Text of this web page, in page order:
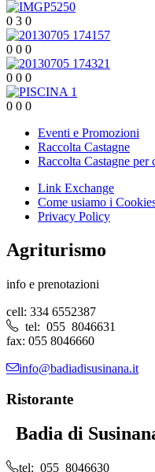
0 3 0
0 0 0
0 0 0
0 0 0
Eventi e Promozioni
Raccolta Castagne
Raccolta Castagne per
Link Exchange
Come usiamo i
Privacy Policy
Agriturismo
info e prenotazioni
cell: 334 6552387
tel: 055 8046631
fax: 055 8046660
info@badiadisusinana.it
Ristorante
Badia di
tel: 055 8046630